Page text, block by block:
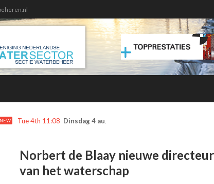
NEW Tue 4th 11:08 Dinsdag 4 augustus kans op smog door ozon
Norbert de Blaay nieuwe
van het waterschap